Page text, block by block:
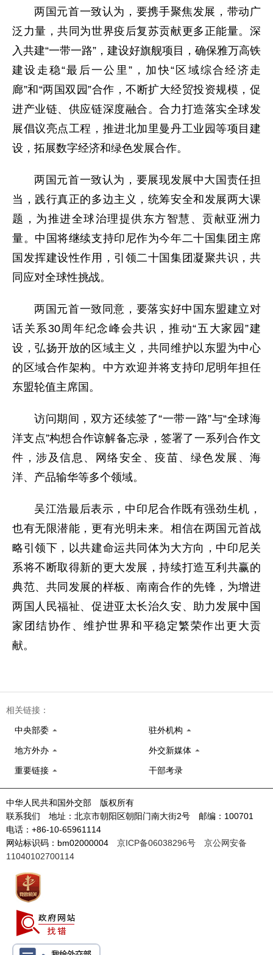
两国元首一致认为，要携手聚焦发展，带动广
泛力量，共同为世界疫后复苏贡献更多正能量。深
入共建“一带一路”，建设好旗舰项目，确保雅万高铁
建设走稳“最后一公里”，加快“区域综合经济走
廊”和“两国双园”合作，不断扩大经贸投资规模，促
进产业链、供应链深度融合。合力打造落实全球发
展倡议亮点工程，推进北加里曼丹工业园等项目建
设，拓展数字经济和绿色发展合作。
两国元首一致认为，要展现发展中大国责任担
当，践行真正的多边主义，统筹安全和发展两大课
题，为推进全球治理提供东方智慧、贡献亚洲力
量。中国将继续支持印尼作为今年二十国集团主席
国发挥建设性作用，引领二十国集团凝聚共识，共
同应对全球性挑战。
两国元首一致同意，要落实好中国东盟建立对
话关系30周年纪念峰会共识，推动“五大家园”建
设，弘扬开放的区域主义，共同维护以东盟为中心
的区域合作架构。中方欢迎并将支持印尼明年担任
东盟轮值主席国。
访问期间，双方还续签了“一带一路”与“全球海
洋支点”构想合作谅解备忘录，签署了一系列合作文
件，涉及信息、网络安全、疫苗、绿色发展、海
洋、产品输华等多个领域。
吴江浩最后表示，中印尼合作既有强劲生机，
也有无限潜能，更有光明未来。相信在两国元首战
略引领下，以共建命运共同体为大方向，中印尼关
系将不断取得新的更大发展，持续打造互利共赢的
典范、共同发展的样板、南南合作的先锋，为增进
两国人民福祉、促进亚太长治久安、助力发展中国
家团结协作、维护世界和平稳定繁荣作出更大贡
献。
相关链接：
中央部委 驻外机构
地方外办 外交新媒体
重要链接 干部考录
中华人民共和国外交部 版权所有
联系我们 地址：北京市朝阳区朝阳门南大街2号 邮编：100701
电话：+86-10-65961114
网站标识码：bm02000004 京ICP备06038296号
京公网安备
11040102700114